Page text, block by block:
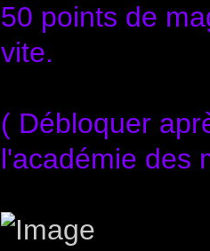
50 points de
vite.
( Débloquer
l'académie des